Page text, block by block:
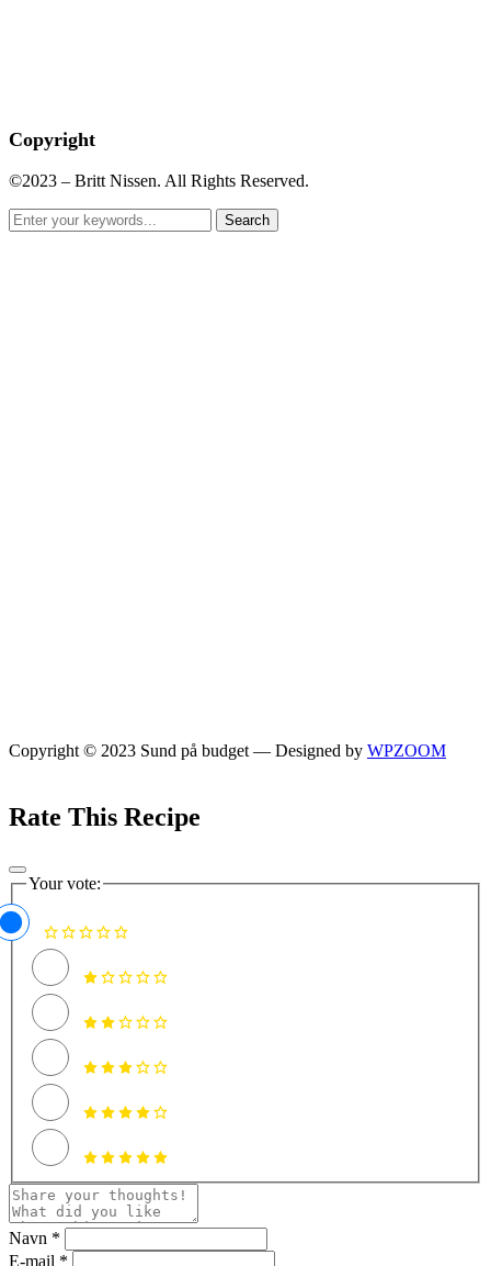
Copyright
©2023 – Britt Nissen. All Rights Reserved.
Copyright © 2023 Sund på budget — Designed by WPZOOM
Rate This Recipe
Your vote:
Navn *
E-mail *